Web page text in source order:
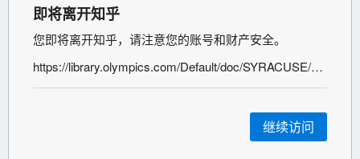
即将离开知乎
您即将离开知乎，请注意您的账号和财产安全。
https://library.olympics.com/Default/doc/SYRACUSE/1088617/olympic-charter-in-force-as-from-8-august-2021-international-olympic-committee
继续访问